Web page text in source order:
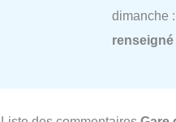
dimanche :
renseigné